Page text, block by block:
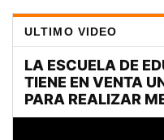
ULTIMO VIDEO